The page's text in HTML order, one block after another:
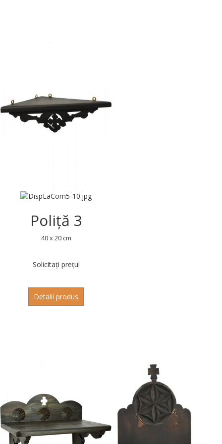
Poliță 3
40 x 20 cm
Solicitați prețul
Detalii produs